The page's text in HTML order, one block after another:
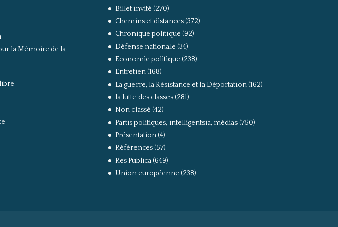
la Mémoire de la
Billet invité (270)
Chemins et distances(372)
Chronique politique (92)
Défense nationale (34)
Economie politique (238)
Entretien(168)
La guerre, la Résistance et la Déportation(162)
la lutte des classes(281)
Non classé (42)
Partis politiques, intelligentsia, médias(750)
Présentation(4)
Références(57)
Res Publica(649)
Union européenne (238)